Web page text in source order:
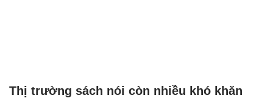
Thị trường sách nói còn nhiều khó khăn